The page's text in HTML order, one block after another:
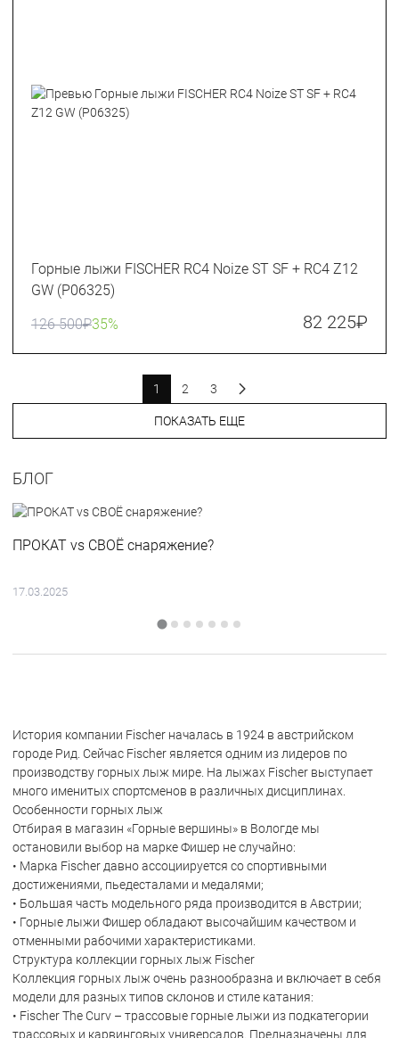
Горные лыжи FISCHER RC4 Noize ST SF + RC4 Z12
GW (P06325)
126 500₽35% 82 225₽
ПОКАЗАТЬ ЕЩЕ
1 2 3
БЛОГ
ПРОКАТ vs СВОЁ снаряжение?
17.03.2025
История компании Fischer началась в 1924 в австрийском
городе Рид. Сейчас Fischer является одним из лидеров по
производству горных лыж мире. На лыжах Fischer выступает
много именитых спортсменов в различных дисциплинах.
Особенности горных лыж
Отбирая в магазин «Горные вершины» в Вологде мы
остановили выбор на марке Фишер не случайно:
• Марка Fischer давно ассоциируется со спортивными
достижениями, пьедесталами и медалями;
• Большая часть модельного ряда производится в Австрии;
• Горные лыжи Фишер обладают высочайшим качеством и
отменными рабочими характеристиками.
Структура коллекции горных лыж Fischer
Коллекция горных лыж очень разнообразна и включает в себя
модели для разных типов склонов и стиле катания:
• Fischer The Curv – трассовые горные лыжи из подкатегории
трассовых и карвинговых универсалов. Предназначены для